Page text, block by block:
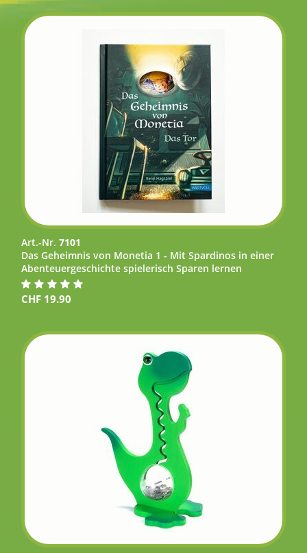
Art.-Nr. 7101
Das Geheimnis von Monetia 1 - Mit Spardinos in einer
Abenteuergeschichte spielerisch Sparen lernen
CHF 19.90